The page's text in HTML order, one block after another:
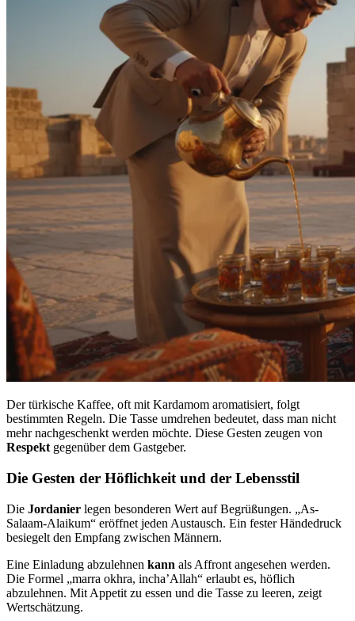
Der türkische Kaffee, oft mit Kardamom aromatisiert, folgt
bestimmten Regeln. Die Tasse umdrehen bedeutet, dass man nicht
mehr nachgeschenkt werden möchte. Diese Gesten zeugen von
Respekt gegenüber dem Gastgeber.
Die Gesten der Höflichkeit und der Lebensstil
Die Jordanier legen besonderen Wert auf Begrüßungen. „As-
Salaam-Alaikum“ eröffnet jeden Austausch. Ein fester Händedruck
besiegelt den Empfang zwischen Männern.
Eine Einladung abzulehnen kann als Affront angesehen werden.
Die Formel „marra okhra, incha’Allah“ erlaubt es, höflich
abzulehnen. Mit Appetit zu essen und die Tasse zu leeren, zeigt
Wertschätzung.